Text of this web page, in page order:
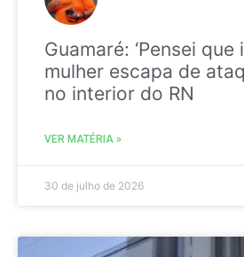
Guamaré: ‘Pensei que
mulher escapa de
no interior do RN
VER MATÉRIA »
30 de julho de 2026